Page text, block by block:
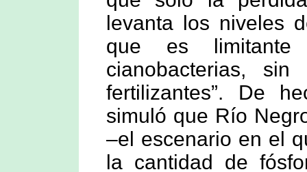
levanta los niveles
que es
cianobacterias,
fertilizantes”. De
simuló que Río
–el escenario en el
la cantidad de